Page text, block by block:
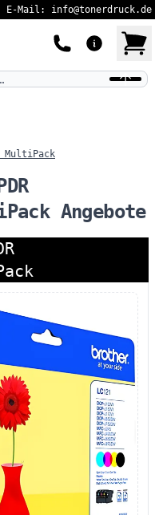
E-Mail: info@tonerdruck.de
MultiPack
Angebote